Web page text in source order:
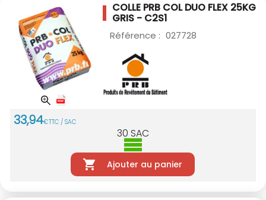
COLLE PRB COL DUO FLEX 25KG
GRIS - C2S1
Référence : 027728
33,94€TTC / SAC
30 SAC
Ajouter au panier